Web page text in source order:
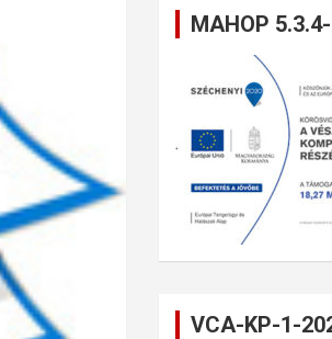
MAHOP
VCA-KP-1-